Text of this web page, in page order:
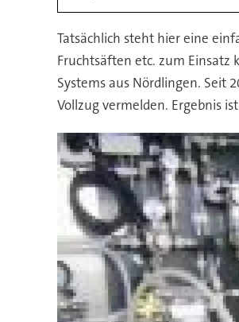
Tatsächlich steht hier eine
Fruchtsäften etc. zum Einsatz
Systems aus Nördlingen. Seit
Vollzug vermelden. Ergebnis